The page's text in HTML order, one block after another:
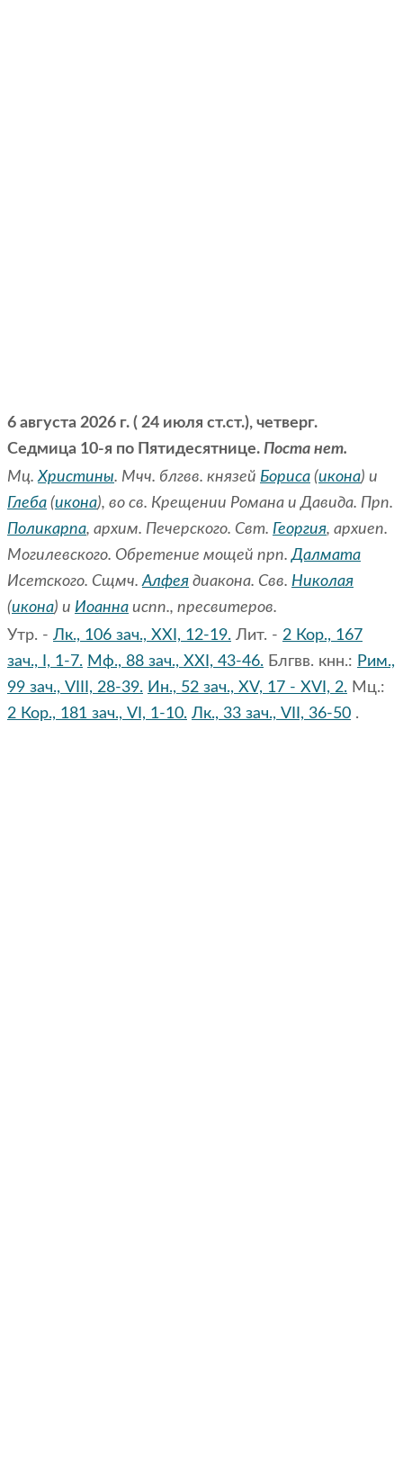
6 августа 2026 г. ( 24 июля ст.ст.), четверг.
Седмица 10-я по Пятидесятнице. Поста нет.
Мц.Христины. Мчч. блгвв. князей Бориса (икона) и
Глеба (икона), во св. Крещении Романа и Давида. Прп.
Поликарпа, архим. Печерского. Свт. Георгия, архиеп.
Могилевского. Обретение мощей прп.Далмата
Исетского. Сщмч.Алфея диакона. Свв. Николая
(икона) и Иоанна испп., пресвитеров.
Утр. - Лк., 106 зач., XXI, 12-19. Лит. - 2 Кор., 167
зач., I, 1-7. Мф., 88 зач., XXI, 43-46. Блгвв. кнн.: Рим.,
99 зач., VIII, 28-39. Ин., 52 зач., XV, 17 - XVI, 2. Мц.:
2 Кор., 181 зач., VI, 1-10. Лк., 33 зач., VII, 36-50 .